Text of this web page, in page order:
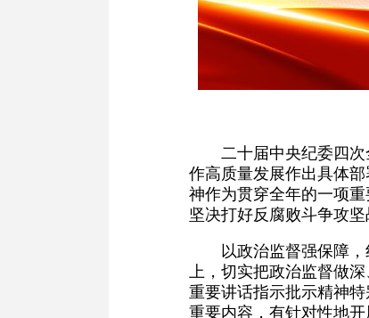
二十届中央纪委四
作高质量发展作出具体
神作为贯穿全年的一项
坚决打好反腐败斗争攻
以政治监督强保障
上，切实把政治监督做
重要讲话指示批示精神
重要内容，有针对性地